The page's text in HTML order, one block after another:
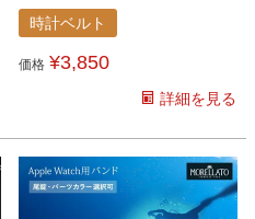
時計 バンドレザー 革ベルト 革
バンド 腕時計ベルト 腕時計 ウ
ォッチバンド 皮ベルト 皮バン
ド ベルトだけ 革バンド交換 男
性用 女性用
時計ベルト
価格 ¥3,850
詳細を見る